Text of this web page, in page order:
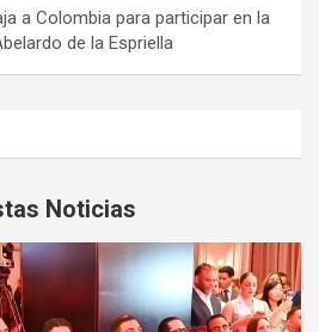
a Colombia para participar en la
de la Espriella
Noticias